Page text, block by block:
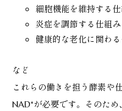
細胞機能を維持する
炎症を調節する仕組み
健康的な老化に関わ
など
これらの働きを担う酵素や
NAD⁺が必要です。そのた